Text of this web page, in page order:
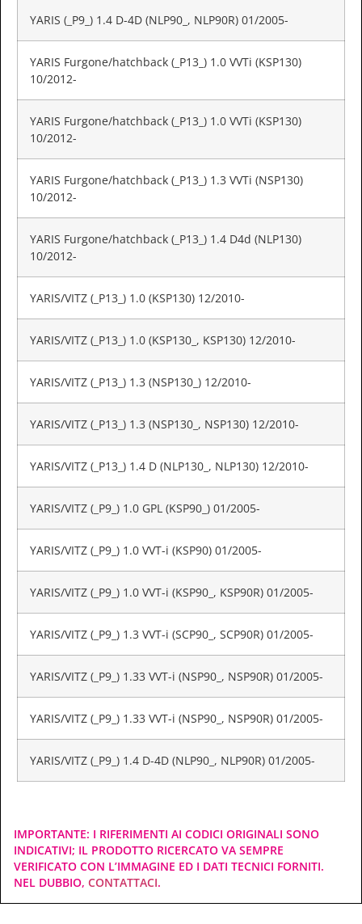
YARIS (_P9_) 1.4 D-4D (NLP90_, NLP90R) 01/2005-
YARIS Furgone/hatchback (_P13_) 1.0 VVTi (KSP130)
10/2012-
YARIS Furgone/hatchback (_P13_) 1.0 VVTi (KSP130)
10/2012-
YARIS Furgone/hatchback (_P13_) 1.3 VVTi (NSP130)
10/2012-
YARIS Furgone/hatchback (_P13_) 1.4 D4d (NLP130)
10/2012-
YARIS/VITZ (_P13_) 1.0 (KSP130) 12/2010-
YARIS/VITZ (_P13_) 1.0 (KSP130_, KSP130) 12/2010-
YARIS/VITZ (_P13_) 1.3 (NSP130_) 12/2010-
YARIS/VITZ (_P13_) 1.3 (NSP130_, NSP130) 12/2010-
YARIS/VITZ (_P13_) 1.4 D (NLP130_, NLP130) 12/2010-
YARIS/VITZ (_P9_) 1.0 GPL (KSP90_) 01/2005-
YARIS/VITZ (_P9_) 1.0 VVT-i (KSP90) 01/2005-
YARIS/VITZ (_P9_) 1.0 VVT-i (KSP90_, KSP90R) 01/2005-
YARIS/VITZ (_P9_) 1.3 VVT-i (SCP90_, SCP90R) 01/2005-
YARIS/VITZ (_P9_) 1.33 VVT-i (NSP90_, NSP90R) 01/2005-
YARIS/VITZ (_P9_) 1.33 VVT-i (NSP90_, NSP90R) 01/2005-
YARIS/VITZ (_P9_) 1.4 D-4D (NLP90_, NLP90R) 01/2005-
IMPORTANTE: I RIFERIMENTI AI CODICI ORIGINALI SONO
INDICATIVI; IL PRODOTTO RICERCATO VA SEMPRE
VERIFICATO CON L’IMMAGINE ED I DATI TECNICI FORNITI.
NEL DUBBIO, CONTATTACI.